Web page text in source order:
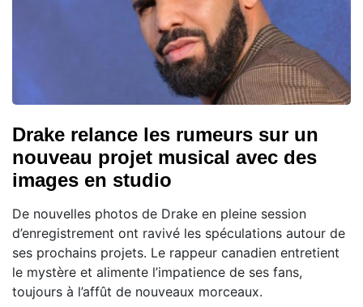
Drake relance les rumeurs sur un
nouveau projet musical avec des
images en studio
De nouvelles photos de Drake en pleine session
d’enregistrement ont ravivé les spéculations autour de
ses prochains projets. Le rappeur canadien entretient
le mystère et alimente l’impatience de ses fans,
toujours à l’affût de nouveaux morceaux.